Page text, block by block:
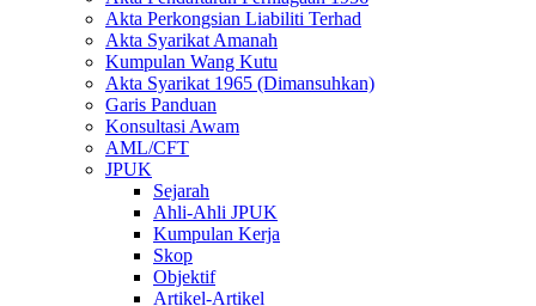
Akta Perkongsian Liabiliti Terhad
Akta Syarikat Amanah
Kumpulan Wang Kutu
Akta Syarikat 1965 (Dimansuhkan)
Garis Panduan
Konsultasi Awam
AML/CFT
JPUK
Sejarah
Ahli-Ahli JPUK
Kumpulan Kerja
Skop
Objektif
Artikel-Artikel